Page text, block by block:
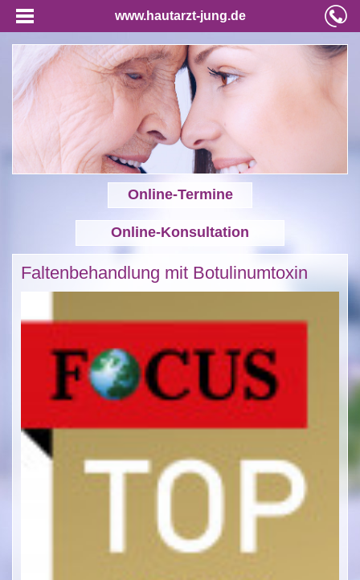
www.hautarzt-jung.de
Online-Termine
Online-Konsultation
Faltenbehandlung mit Botulinumtoxin